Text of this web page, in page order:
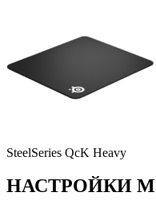
SteelSeries QcK Heavy
НАСТРОЙКИ